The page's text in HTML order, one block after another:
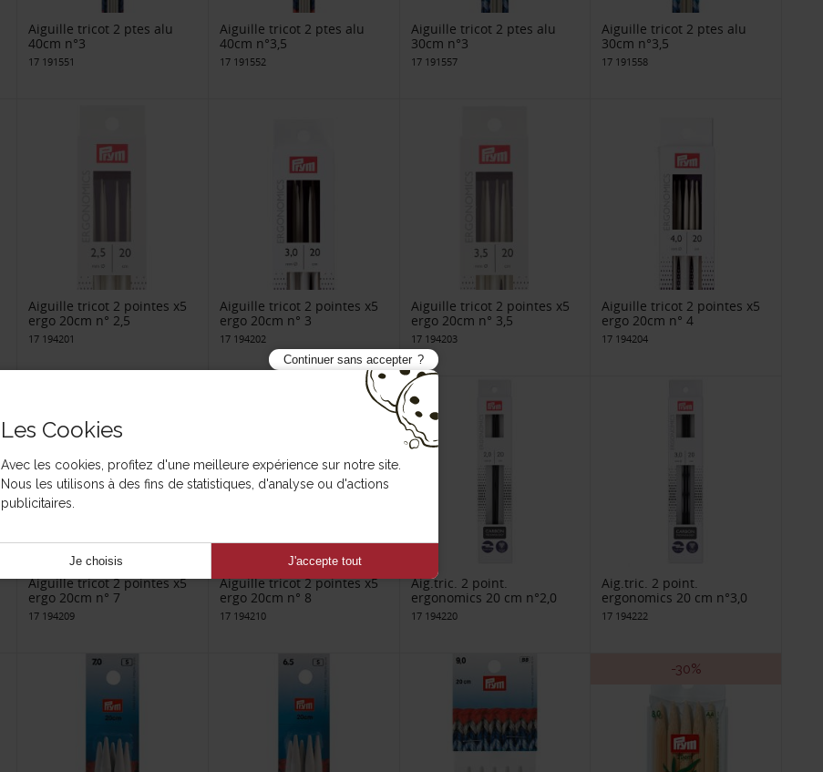
Aiguille tricot 2 ptes alu
40cm n°3
17 191551
Aiguille tricot 2 ptes alu
40cm n°3,5
17 191552
Aiguille tricot 2 ptes alu
30cm n°3
17 191557
Aiguille tricot 2 ptes alu
30cm n°3,5
17 191558
Aiguille tricot 2 pointes x5
ergo 20cm n° 2,5
17 194201
Aiguille tricot 2 pointes x5
ergo 20cm n° 3
17 194202
Aiguille tricot 2 pointes x5
ergo 20cm n° 3,5
17 194203
Aiguille tricot 2 pointes x5
ergo 20cm n° 4
17 194204
Aiguille tricot 2 pointes x5
ergo 20cm n° 7
17 194209
Aiguille tricot 2 pointes x5
ergo 20cm n° 8
17 194210
Aig.tric. 2 point.
ergonomics 20 cm n°2,0
17 194220
Aig.tric. 2 point.
ergonomics 20 cm n°3,0
17 194222
-30%
Continuer sans accepter
Les Cookies
Avec les cookies, profitez d'une meilleure expérience sur notre site.
Nous les utilisons à des fins de statistiques, d'analyse ou d'actions
publicitaires.
Je choisis J'accepte tout